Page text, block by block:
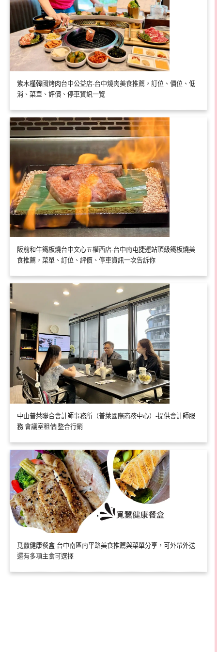
紫木槿韓國烤肉台中公益店-台中燒肉美食推薦，訂位、價位、低
消、菜單、評價、停車資訊一覽
阪前和牛鐵板燒台中文心五權西店-台中南屯捷運站頂級鐵板燒美
食推薦，菜單、訂位、評價、停車資訊一次告訴你
中山普萊聯合會計師事務所（普萊國際商務中心）-提供會計師服
務|會議室租借|整合行銷
覓蠶健康餐盒-台中南區南平路美食推薦與菜單分享，可外帶外送
還有多項主食可選擇